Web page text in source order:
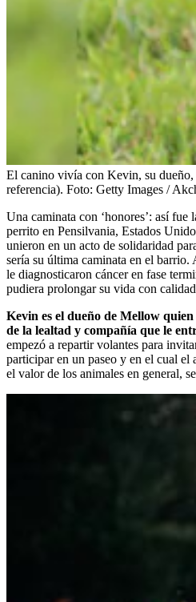
El canino vivía con Kevin, su dueño,
referencia). Foto: Getty Images /
Una caminata con ‘honores’: así
perrito en Pensilvania, Estados
unieron en un acto de solidaridad
sería su última caminata en el barrio.
le diagnosticaron cáncer en fase
pudiera prolongar su vida con
Kevin es el dueño de Mellow
de la lealtad y compañía que le
empezó a repartir volantes para
participar en un paseo y en el cual el
el valor de los animales en general,